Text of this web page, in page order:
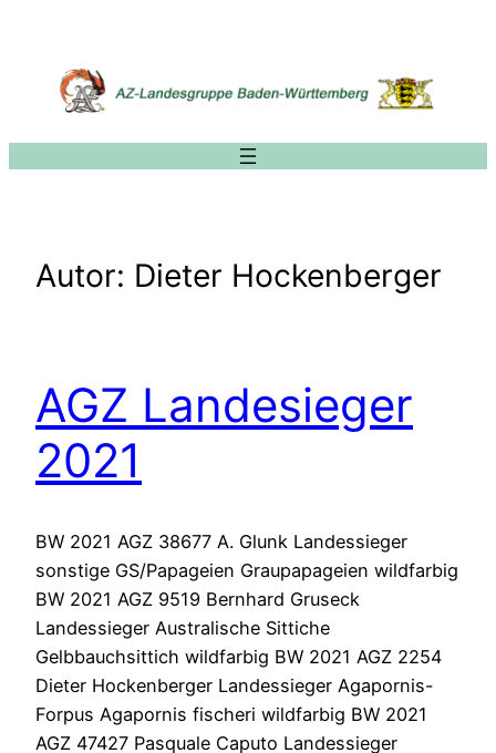
springen
Autor: Dieter Hockenberger
AGZ Landesieger
2021
BW 2021 AGZ 38677 A. Glunk Landessieger
sonstige GS/Papageien Graupapageien wildfarbig
BW 2021 AGZ 9519 Bernhard Gruseck
Landessieger Australische Sittiche
Gelbbauchsittich wildfarbig BW 2021 AGZ 2254
Dieter Hockenberger Landessieger Agapornis-
Forpus Agapornis fischeri wildfarbig BW 2021
AGZ 47427 Pasquale Caputo Landessieger